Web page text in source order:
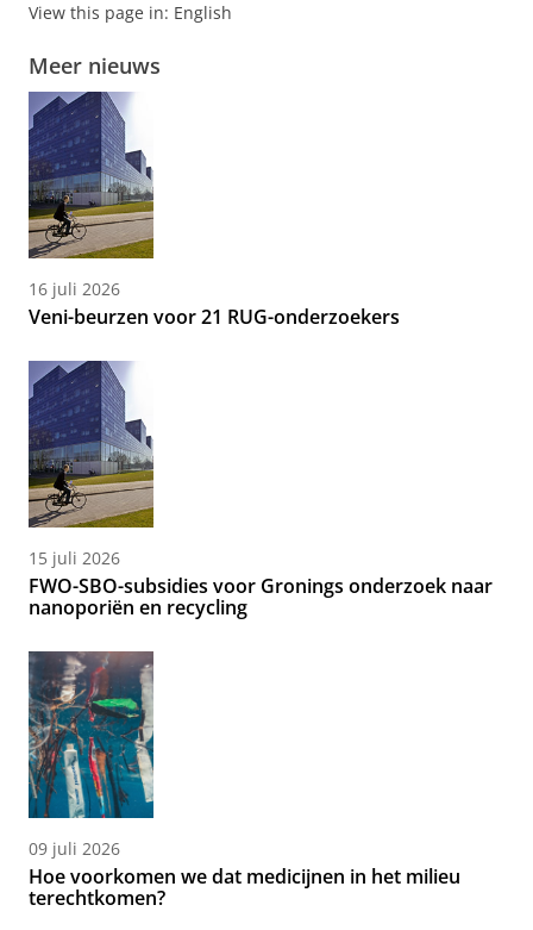
View this page in: English
Meer nieuws
16 juli 2026
Veni-beurzen voor 21 RUG-onderzoekers
15 juli 2026
FWO-SBO-subsidies voor Gronings onderzoek naar
nanoporiën en recycling
09 juli 2026
Hoe voorkomen we dat medicijnen in het milieu
terechtkomen?